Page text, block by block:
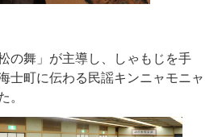
の舞」が主導し、しゃもじを手
士町に伝わる民謡キンニャモニャ
。